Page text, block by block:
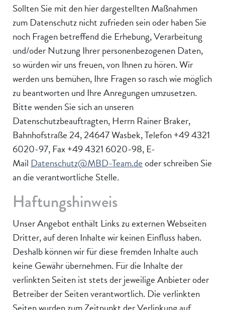
Sollten Sie mit den hier dargestellten Maßnahmen
zum Datenschutz nicht zufrieden sein oder haben Sie
noch Fragen betreffend die Erhebung, Verarbeitung
und/oder Nutzung Ihrer personenbezogenen Daten,
so würden wir uns freuen, von Ihnen zu hören. Wir
werden uns bemühen, Ihre Fragen so rasch wie möglich
zu beantworten und Ihre Anregungen umzusetzen.
Bitte wenden Sie sich an unseren
Datenschutzbeauftragten, Herrn Rainer Braker,
Bahnhofstraße 24, 24647 Wasbek, Telefon +49 4321
6020-97, Fax +49 4321 6020-98, E-
Mail Datenschutz@MBD-Team.deoder schreiben Sie
an die verantwortliche Stelle.
Haftungshinweis
Unser Angebot enthält Links zu externen Webseiten
Dritter, auf deren Inhalte wir keinen Einfluss haben.
Deshalb können wir für diese fremden Inhalte auch
keine Gewähr übernehmen. Für die Inhalte der
verlinkten Seiten ist stets der jeweilige Anbieter oder
Betreiber der Seiten verantwortlich. Die verlinkten